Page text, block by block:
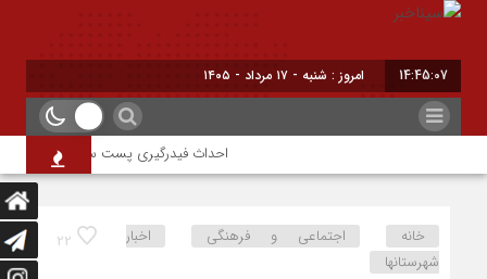
14:45:07 امروز : شنبه - ۱۷ مرداد - ۱۴۰۵
احداث فیدرگیری پست سیار شهرک رازی؛
22 خانه اجتماعی و فرهنگی
اخبار
شهرستانها